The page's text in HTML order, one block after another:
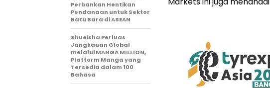
Perbankan Hentikan
Pendanaan untuk Sektor
Batu Bara di ASEAN
Shueisha Perluas
Jangkauan Global
melalui MANGA MILLION,
Platform Manga yang
Tersedia dalam 100
Bahasa